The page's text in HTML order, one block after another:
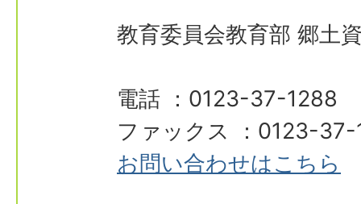
教育委員会教育部 郷土
電話 ：0123-37-1288
ファックス ：0123-
お問い合わせはこちら